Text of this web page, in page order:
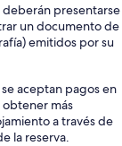
deberán presentarse
un documento de
emitidos por su
aceptan pagos en
obtener más
a través de
la reserva.